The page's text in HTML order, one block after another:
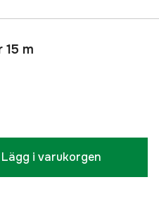
m
Lägg i varukorgen